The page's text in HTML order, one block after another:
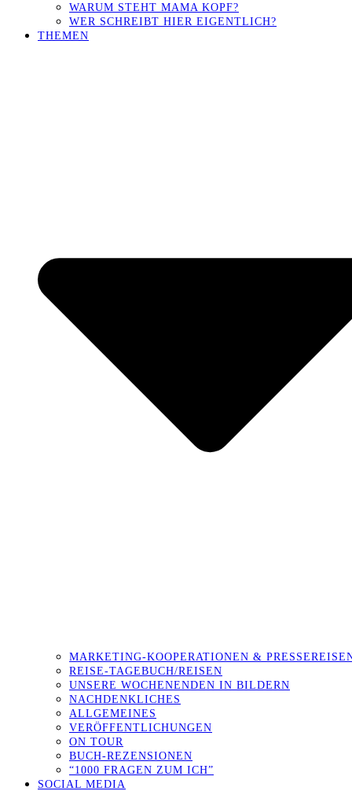
WARUM STEHT MAMA KOPF?
WER SCHREIBT HIER EIGENTLICH?
THEMEN
MARKETING-KOOPERATIONEN &
REISE-TAGEBUCH/REISEN
UNSERE WOCHENENDEN IN BILDERN
NACHDENKLICHES
ALLGEMEINES
VERÖFFENTLICHUNGEN
ON TOUR
BUCH-REZENSIONEN
“1000 FRAGEN ZUM ICH”
SOCIAL MEDIA